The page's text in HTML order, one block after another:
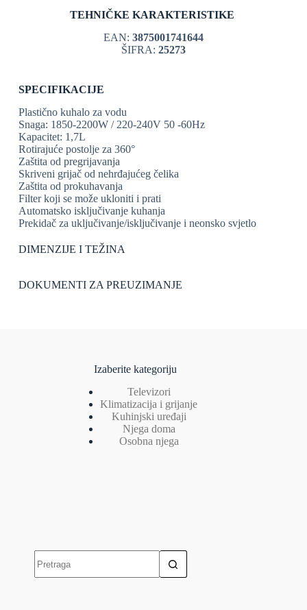
TEHNIČKE KARAKTERISTIKE
EAN: 3875001741644
ŠIFRA: 25273
SPECIFIKACIJE
Plastično kuhalo za vodu
Snaga: 1850-2200W / 220-240V 50 -60Hz
Kapacitet: 1,7L
Rotirajuće postolje za 360°
Zaštita od pregrijavanja
Skriveni grijač od nehrđajućeg čelika
Zaštita od prokuhavanja
Filter koji se može ukloniti i prati
Automatsko isključivanje kuhanja
Prekidač za uključivanje/isključivanje i neonsko svjetlo
DIMENZIJE I TEŽINA
DOKUMENTI ZA PREUZIMANJE
Izaberite kategoriju
Televizori
Klimatizacija i grijanje
Kuhinjski uređaji
Njega doma
Osobna njega